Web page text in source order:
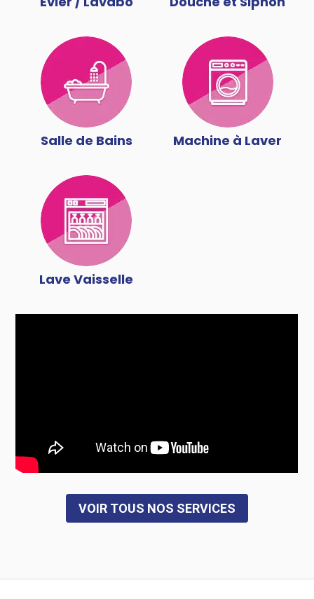
Salle de Bains Machine à Laver
Lave Vaisselle
VOIR TOUS NOS SERVICES